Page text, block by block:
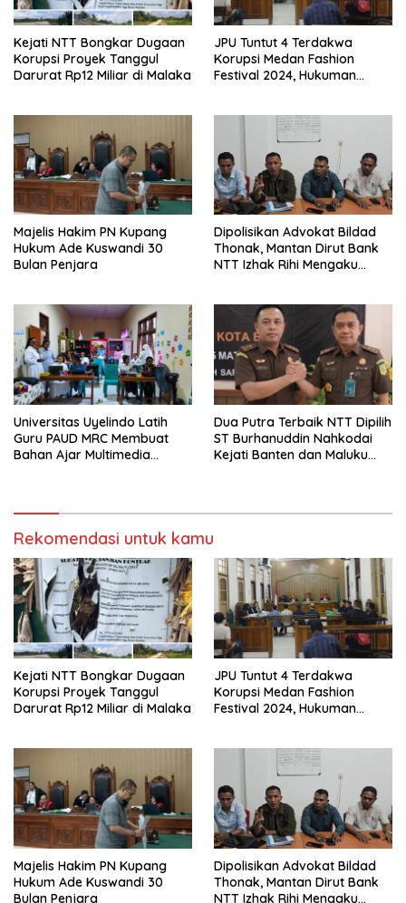
Kejati NTT Bongkar Dugaan
Korupsi Proyek Tanggul
Darurat Rp12 Miliar di Malaka
JPU Tuntut 4 Terdakwa
Korupsi Medan Fashion
Festival 2024, Hukuman
Majelis Hakim PN Kupang
Hukum Ade Kuswandi 30
Bulan Penjara
Dipolisikan Advokat Bildad
Thonak, Mantan Dirut Bank
NTT Izhak Rihi Mengaku
Universitas Uyelindo Latih
Guru PAUD MRC Membuat
Bahan Ajar Multimedia
Dua Putra Terbaik NTT Dipilih
ST Burhanuddin Nahkodai
Kejati Banten dan Maluku
Rekomendasi untuk kamu
Kejati NTT Bongkar Dugaan
Korupsi Proyek Tanggul
Darurat Rp12 Miliar di Malaka
JPU Tuntut 4 Terdakwa
Korupsi Medan Fashion
Festival 2024, Hukuman
Majelis Hakim PN Kupang
Hukum Ade Kuswandi 30
Bulan Penjara
Dipolisikan Advokat Bildad
Thonak, Mantan Dirut Bank
NTT Izhak Rihi Mengaku